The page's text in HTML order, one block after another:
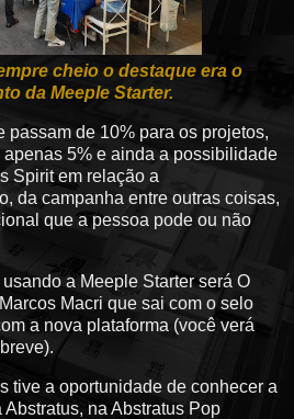
cheio o destaque era o
da Meeple Starter.
passam de 10% para os projetos,
5% e ainda a possibilidade
Spirit em relação a
da campanha entre outras coisas,
que a pessoa pode ou não
a Meeple Starter será O
Macri que sai com o selo
a nova plataforma (você verá
tive a oportunidade de conhecer a
na Abstratus Pop